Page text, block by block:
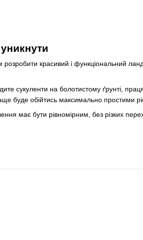
красивий і функціональний
сукуленти на болотистому ґрунті,
буде обійтись максимально простими
має бути рівномірним, без різких